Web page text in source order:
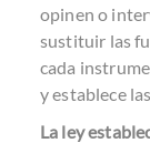
opinen o
sustituir las
cada
y establece
La ley